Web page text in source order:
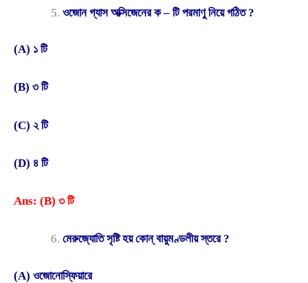
ওজোন গ্যাস অক্সিজেনের ক – টি পরমাণু নিয়ে গঠিত ?
(A) ১ টি
(B) ৩ টি
(C) ২ টি
(D) ৪ টি
Ans: (B) ৩ টি
মেরুজ্যোতি সৃষ্টি হয় কোন্ বায়ুমণ্ডলীয় স্তরে ?
(A) ওজোনোস্ফিয়ারে